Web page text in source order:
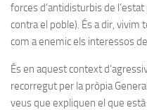
forces d’antidisturbis de
contra el poble). És a dir,
com a enemic els interessos
És en aquest context
recorregut per la pròpia
veus que expliquen el que